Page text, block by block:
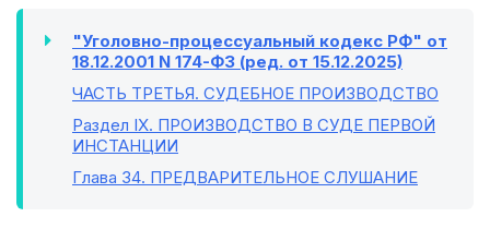
"Уголовно-процессуальный кодекс РФ" от
18.12.2001 N 174-ФЗ (ред. от 15.12.2025)
ЧАСТЬ ТРЕТЬЯ. СУДЕБНОЕ ПРОИЗВОДСТВО
Раздел IX. ПРОИЗВОДСТВО В СУДЕ ПЕРВОЙ
ИНСТАНЦИИ
Глава 34. ПРЕДВАРИТЕЛЬНОЕ СЛУШАНИЕ